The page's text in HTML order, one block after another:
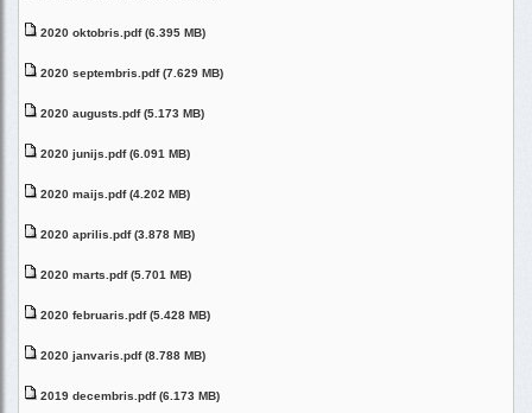
2020 oktobris.pdf (6.395 MB)
2020 septembris.pdf (7.629 MB)
2020 augusts.pdf (5.173 MB)
2020 junijs.pdf (6.091 MB)
2020 maijs.pdf (4.202 MB)
2020 aprilis.pdf (3.878 MB)
2020 marts.pdf (5.701 MB)
2020 februaris.pdf (5.428 MB)
2020 janvaris.pdf (8.788 MB)
2019 decembris.pdf (6.173 MB)